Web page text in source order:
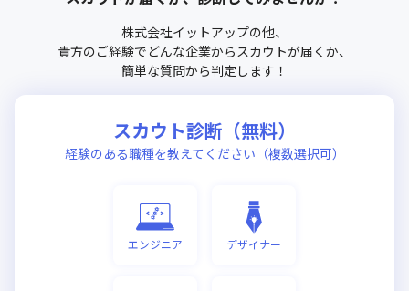
株式会社イットアップの他、
貴方のご経験でどんな企業からスカウトが届くか、
簡単な質問から判定します！
スカウト診断（無料）
経験のある職種を教えてください（複数選択可）
エンジニア デザイナー